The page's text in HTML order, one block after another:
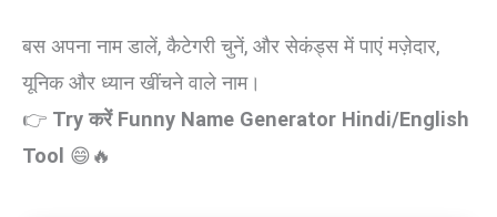
बस अपना नाम डालें, कैटेगरी चुनें, और सेकंड्स में पाएं मज़ेदार,
यूनिक और ध्यान खींचने वाले नाम।
👉 Try करें Funny Name Generator Hindi/English
Tool 😄🔥